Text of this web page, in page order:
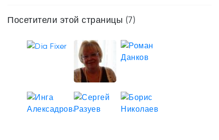
Посетители этой страницы (7)